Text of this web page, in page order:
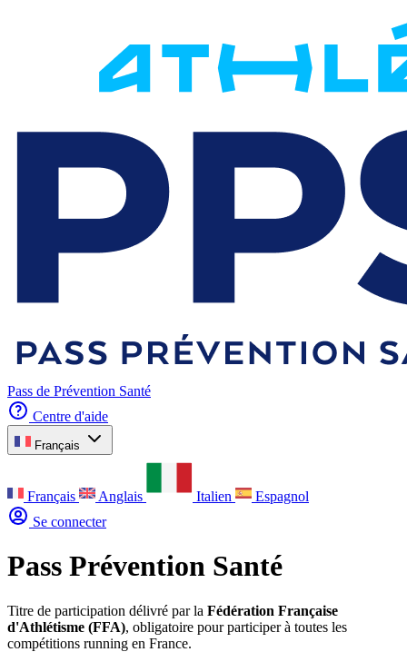
Pass de Prévention Santé
Centre d'aide
Français
Français Anglais Italien
Espagnol
Se connecter
Pass Prévention Santé
Titre de participation délivré par la Fédération Française
d'Athlétisme (FFA), obligatoire pour participer à toutes les
compétitions running en France.